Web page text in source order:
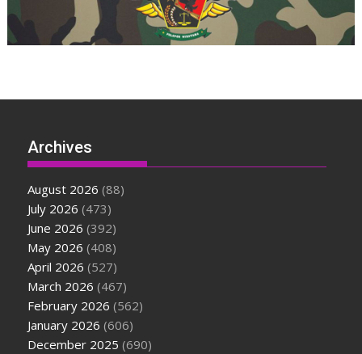
Archives
August 2026 (88)
July 2026 (473)
June 2026 (392)
May 2026 (408)
April 2026 (527)
March 2026 (467)
February 2026 (562)
January 2026 (606)
December 2025 (690)